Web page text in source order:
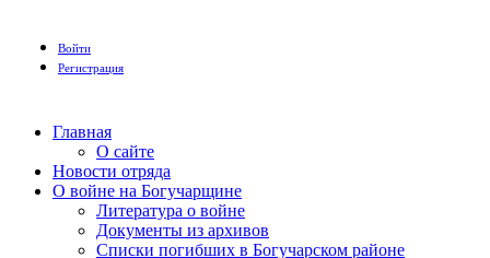
Войти
Регистрация
Главная
О сайте
Новости отряда
О войне на Богучарщине
Литература о войне
Документы из архивов
Списки погибших в Богучарском районе